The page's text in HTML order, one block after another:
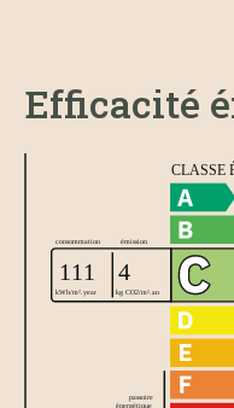
Efficacité